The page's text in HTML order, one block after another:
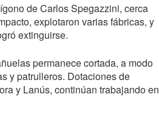
de Carlos Spegazzini, cerca
explotaron varias fábricas, y
extinguirse.
permanece cortada, a modo
y patrulleros. Dotaciones de
y Lanús, continúan trabajando en